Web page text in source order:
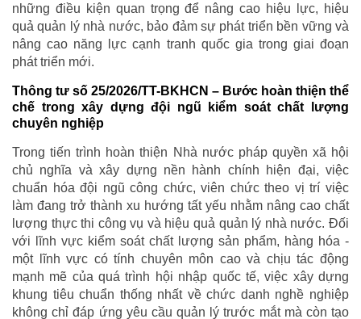
những điều kiện quan trọng để nâng cao hiệu lực, hiệu
quả quản lý nhà nước, bảo đảm sự phát triển bền vững và
nâng cao năng lực cạnh tranh quốc gia trong giai đoạn
phát triển mới.
Thông tư số 25/2026/TT-BKHCN – Bước hoàn thiện thể
chế trong xây dựng đội ngũ kiểm soát chất lượng
chuyên nghiệp
Trong tiến trình hoàn thiện Nhà nước pháp quyền xã hội
chủ nghĩa và xây dựng nền hành chính hiện đại, việc
chuẩn hóa đội ngũ công chức, viên chức theo vị trí việc
làm đang trở thành xu hướng tất yếu nhằm nâng cao chất
lượng thực thi công vụ và hiệu quả quản lý nhà nước. Đối
với lĩnh vực kiểm soát chất lượng sản phẩm, hàng hóa -
một lĩnh vực có tính chuyên môn cao và chịu tác động
mạnh mẽ của quá trình hội nhập quốc tế, việc xây dựng
khung tiêu chuẩn thống nhất về chức danh nghề nghiệp
không chỉ đáp ứng yêu cầu quản lý trước mắt mà còn tạo